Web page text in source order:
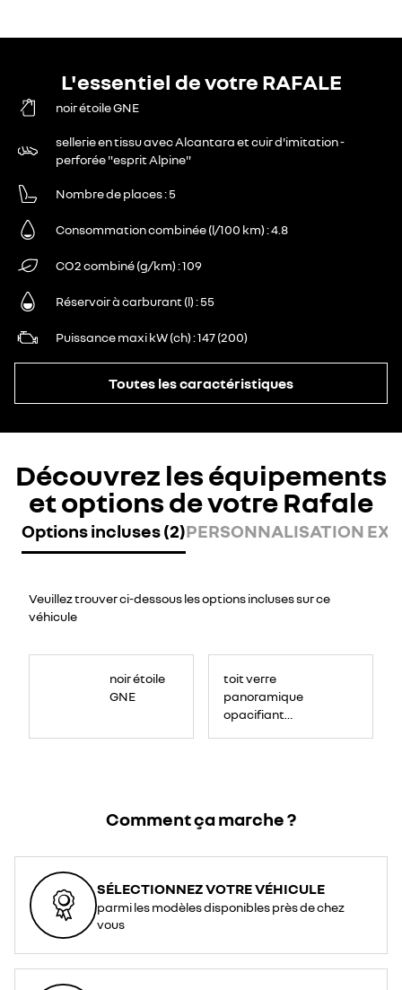
L'essentiel de votre RAFALE
noir étoile GNE
sellerie en tissu avec Alcantara et cuir d'imitation -
perforée "esprit Alpine"
Nombre de places 5
Consommation combinée (l/100 km) 4.8
CO2 combiné (g/km) 109
Réservoir à carburant (l) 55
Puissance maxi kW (ch) 147 (200)
Toutes les caractéristiques
Découvrez les équipements
et options de votre Rafale
Options incluses (2)PERSONNALISATION
Veuillez trouver ci-dessous les options incluses sur ce
véhicule
noir étoile
GNE
toit verre
panoramique
opacifiant
Comment ça marche ?
SÉLECTIONNEZ VOTRE VÉHICULE
parmi les modèles disponibles près de chez
vous